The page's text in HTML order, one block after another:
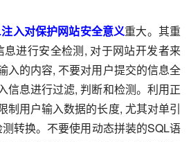
入对保护网站安全意义重大。其重
息进行安全检测, 对于网站开发者来
入的内容, 不要对用户提交的信息全
信息进行过滤, 判断和检测。利用正
制用户输入数据的长度, 尤其对单引
转换。不要使用动态拼装的SQL语